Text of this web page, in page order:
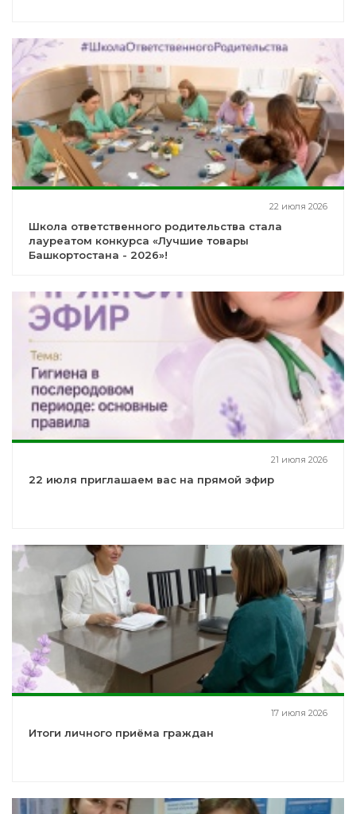
22 июля 2026
Школа ответственного родительства стала
лауреатом конкурса «Лучшие товары
Башкортостана - 2026»!
21 июля 2026
22 июля приглашаем вас на прямой эфир
17 июля 2026
Итоги личного приёма граждан